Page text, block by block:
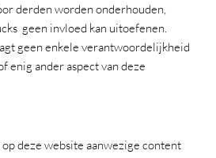
derden worden onderhouden,
geen invloed kan uitoefenen.
geen enkele verantwoordelijkheid
enig ander aspect van deze
deze website aanwezige content